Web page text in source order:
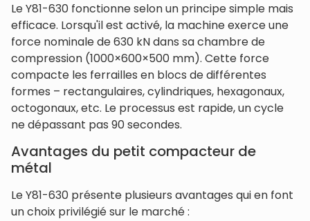
Le Y81-630 fonctionne selon un principe simple mais
efficace. Lorsqu'il est activé, la machine exerce une
force nominale de 630 kN dans sa chambre de
compression (1000×600×500 mm). Cette force
compacte les ferrailles en blocs de différentes
formes – rectangulaires, cylindriques, hexagonaux,
octogonaux, etc. Le processus est rapide, un cycle
ne dépassant pas 90 secondes.
Avantages du petit compacteur de
métal
Le Y81-630 présente plusieurs avantages qui en font
un choix privilégié sur le marché :